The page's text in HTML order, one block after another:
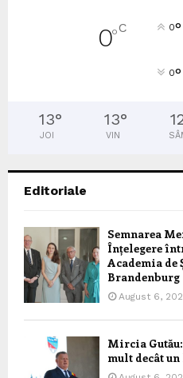
0°C 0°
0°
13°
JOI
13°
VIN
Editoriale
Semnarea
Înțelegere
Academia
Brandenburg
August 6,
Mircia Gutău:
mult decât